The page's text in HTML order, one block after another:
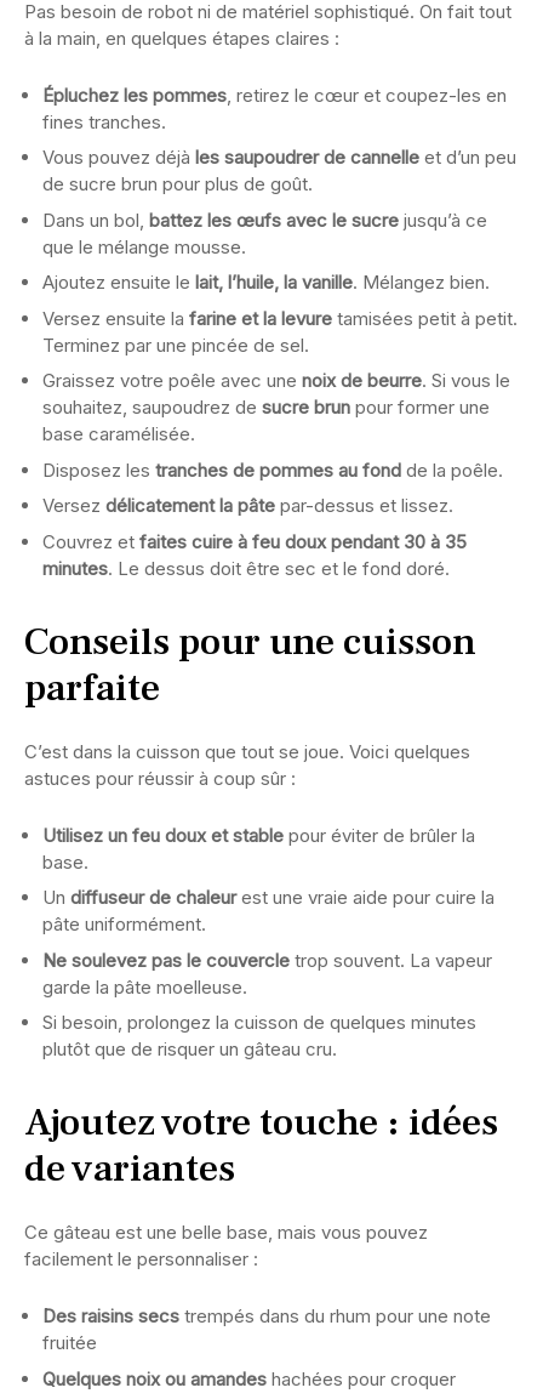
Pas besoin de robot ni de matériel sophistiqué. On fait tout
à la main, en quelques étapes claires :
Épluchez les pommes , retirez le cœur et coupez-les en
fines tranches.
Vous pouvez déjà les saupoudrer de cannelle et d’un peu
de sucre brun pour plus de goût.
Dans un bol, battez les œufs avec le sucre jusqu’à ce
que le mélange mousse.
Ajoutez ensuite le lait, l’huile, la vanille. Mélangez bien.
Versez ensuite la farine et la levure tamisées petit à petit.
Terminez par une pincée de sel.
Graissez votre poêle avec une noix de beurre. Si vous le
souhaitez, saupoudrez de sucre brun pour former une
base caramélisée.
Disposez les tranches de pommes au fond de la poêle.
Versez délicatement la pâte par-dessus et lissez.
Couvrez et faites cuire à feu doux pendant 30 à 35
minutes. Le dessus doit être sec et le fond doré.
Conseils pour une cuisson
parfaite
C’est dans la cuisson que tout se joue. Voici quelques
astuces pour réussir à coup sûr :
Utilisez un feu doux et stable pour éviter de brûler la
base.
Un diffuseur de chaleurest une vraie aide pour cuire la
pâte uniformément.
Ne soulevez pas le couvercle trop souvent. La vapeur
garde la pâte moelleuse.
Si besoin, prolongez la cuisson de quelques minutes
plutôt que de risquer un gâteau cru.
Ajoutez votre touche : idées
de variantes
Ce gâteau est une belle base, mais vous pouvez
facilement le personnaliser :
Des raisins secs trempés dans du rhum pour une note
fruitée
Quelques noix ou amandes hachées pour croquer